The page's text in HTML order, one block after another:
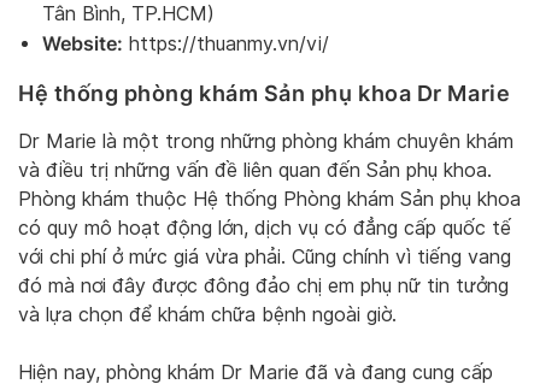
Tân Bình, TP.HCM)
Website: https://thuanmy.vn/vi/
Hệ thống phòng khám Sản phụ khoa Dr Marie
Dr Marie là một trong những phòng khám chuyên khám
và điều trị những vấn đề liên quan đến Sản phụ khoa.
Phòng khám thuộc Hệ thống Phòng khám Sản phụ khoa
có quy mô hoạt động lớn, dịch vụ có đẳng cấp quốc tế
với chi phí ở mức giá vừa phải. Cũng chính vì tiếng vang
đó mà nơi đây được đông đảo chị em phụ nữ tin tưởng
và lựa chọn để khám chữa bệnh ngoài giờ.
Hiện nay, phòng khám Dr Marie đã và đang cung cấp